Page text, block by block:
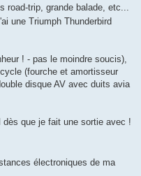
road-trip, grande balade, etc...
une Triumph Thunderbird
! - pas le moindre soucis),
(fourche et amortisseur
disque AV avec duits avia
que je fait une sortie avec !
électroniques de ma